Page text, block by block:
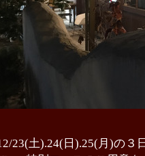
23(土).24(日).25(月)の３